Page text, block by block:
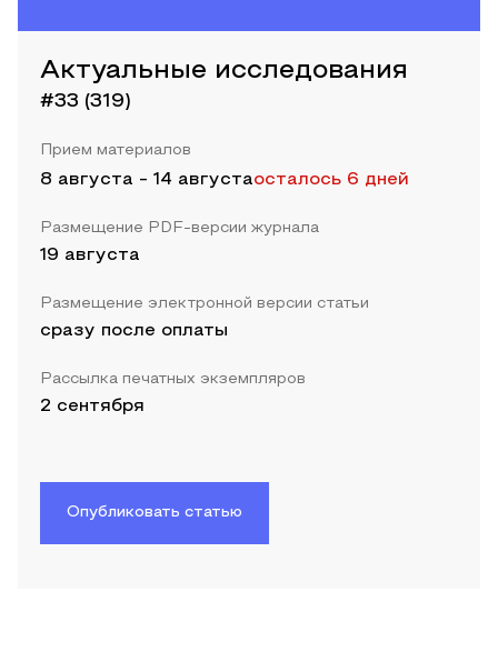
Актуальные исследования
#33 (319)
Прием материалов
8 августа - 14 августаосталось 6 дней
Размещение PDF-версии журнала
19 августа
Размещение электронной версии статьи
сразу после оплаты
Рассылка печатных экземпляров
2 сентября
Опубликовать статью